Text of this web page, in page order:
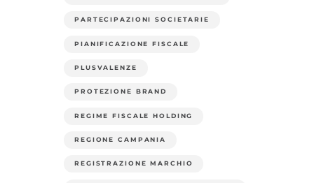
PARTECIPAZIONI SOCIETARIE
PIANIFICAZIONE FISCALE
PLUSVALENZE
PROTEZIONE BRAND
REGIME FISCALE HOLDING
REGIONE CAMPANIA
REGISTRAZIONE MARCHIO